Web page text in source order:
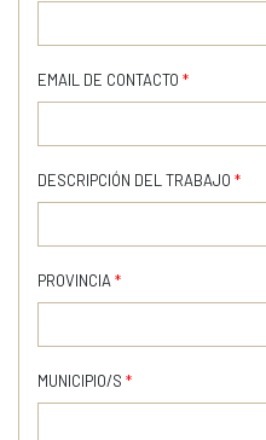
EMAIL DE CONTACTO *
DESCRIPCIÓN DEL TRABAJO *
PROVINCIA *
MUNICIPIO/S *